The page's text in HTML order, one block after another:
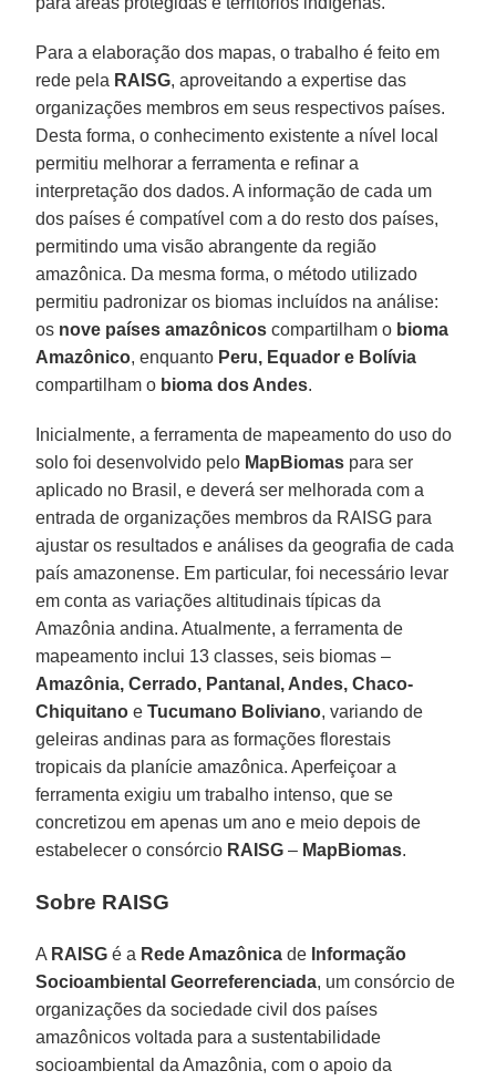
Para a elaboração dos mapas, o trabalho é feito em
rede pela RAISG, aproveitando a expertise das
organizações membros em seus respectivos países.
Desta forma, o conhecimento existente a nível local
permitiu melhorar a ferramenta e refinar a
interpretação dos dados. A informação de cada um
dos países é compatível com a do resto dos países,
permitindo uma visão abrangente da região
amazônica. Da mesma forma, o método utilizado
permitiu padronizar os biomas incluídos na análise:
os nove países amazônicos compartilham o bioma
Amazônico, enquanto Peru, Equador e Bolívia
compartilham o bioma dos Andes.
Inicialmente, a ferramenta de mapeamento do uso do
solo foi desenvolvido pelo MapBiomas para ser
aplicado no Brasil, e deverá ser melhorada com a
entrada de organizações membros da RAISG para
ajustar os resultados e análises da geografia de cada
país amazonense. Em particular, foi necessário levar
em conta as variações altitudinais típicas da
Amazônia andina. Atualmente, a ferramenta de
mapeamento inclui 13 classes, seis biomas –
Amazônia, Cerrado, Pantanal, Andes, Chaco-
Chiquitano eTucumano Boliviano, variando de
geleiras andinas para as formações florestais
tropicais da planície amazônica. Aperfeiçoar a
ferramenta exigiu um trabalho intenso, que se
concretizou em apenas um ano e meio depois de
estabelecer o consórcio RAISG – MapBiomas.
Sobre RAISG
A RAISG é a Rede Amazônica de Informação
Socioambiental Georreferenciada, um consórcio de
organizações da sociedade civil dos países
amazônicos voltada para a sustentabilidade
socioambiental da Amazônia, com o apoio da